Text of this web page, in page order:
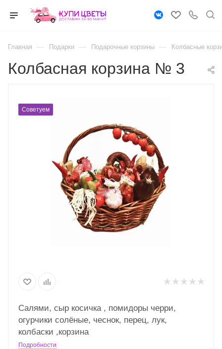
Главная — Подарки — Подарочные корзины — Колбасные
Колбасная корзина № 3
Советуем
Салями, сыр косичка , помидоры черри,
огурчики солёные, чеснок, перец, лук,
колбаски ,корзина
Подробности